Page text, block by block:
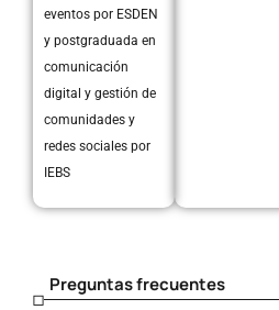
eventos por ESDEN
y postgraduada en
comunicación
digital y gestión de
comunidades y
redes sociales por
IEBS
Preguntas frecuentes